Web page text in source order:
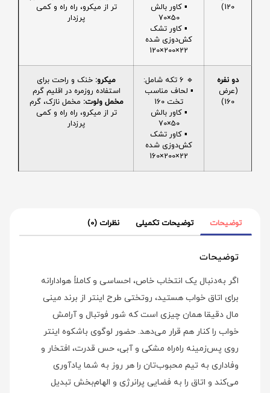
120)
▪️ کاور بالش
50×70
▪️ کاور تشک
کش‌دوزی شده
22×200×120
تر از میکرو، راه راه و کمی
پرزدار
دو نفره
(عرض
160)
🔹 6 تکه شامل:
▪️ لحاف مناسب
تخت 160
▪️ کاور بالش
50×70
▪️ کاور تشک
کش‌دوزی شده
22×200×160
میکرو: خنک و راحت برای
استفاده روزمره در اقلیم گرم
مخمل ولوت: مخمل نازک، گرم
تر از میکرو، راه راه و کمی
پرزدار
توضیحات توضیحات تکمیلی نظرات (0)
توضیحات
اگر به‌دنبال یک انتخاب خاص، احساسی و کاملاً هوادارانه
برای اتاق خواب هستید، روتختی طرح اینتر از برند مینی
مال دقیقا همان چیزی است که شور فوتبال و آرامش
خواب را کنار هم قرار می‌دهد. حضور لوگوی باشکوه اینتر
روی پس‌زمینه راه‌راه مشکی و آبی، حس قدرت، افتخار و
وفاداری به تیم محبوب‌تان را هر روز به شما یادآوری
می‌کند و اتاق را به فضایی پرانرژی و الهام‌بخش تبدیل